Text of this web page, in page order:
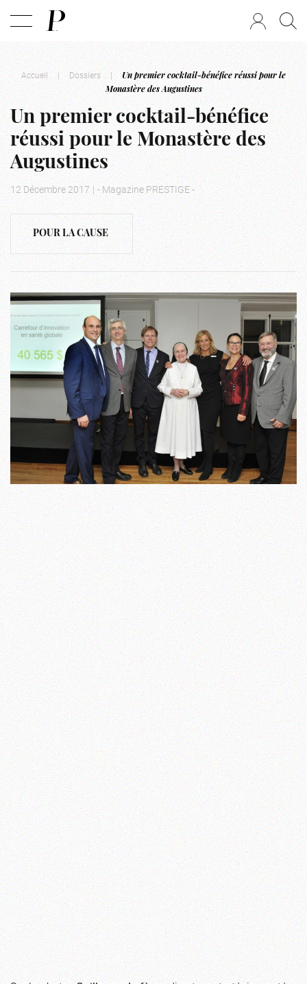
Accueil | Dossiers |
Un premier cocktail-bénéfice réussi pour le
Monastère des Augustines
Un premier cocktail-bénéfice
réussi pour le Monastère des
Augustines
12 Décembre 2017 | - Magazine PRESTIGE -
POUR LA CAUSE